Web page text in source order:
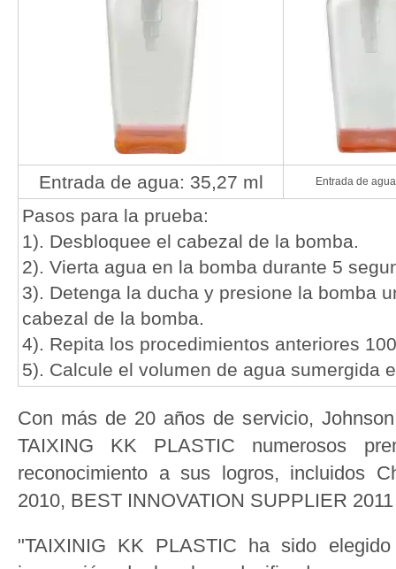
Entrada de agua: 35,27 ml Entrada de
Pasos para la prueba:
1). Desbloquee el cabezal de la bomba.
2). Vierta agua en la bomba durante 5
3). Detenga la ducha y presione la bomba
cabezal de la bomba.
4). Repita los procedimientos anteriores
5). Calcule el volumen de agua sumergida
Con más de 20 años de servicio,
TAIXING KK PLASTIC numerosos
reconocimiento a sus logros, incluidos
2010, BEST INNOVATION SUPPLIER
"TAIXINIG KK PLASTIC ha sido